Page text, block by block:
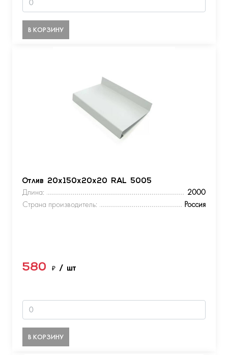
В КОРЗИНУ
Отлив 20х150х20х20 RAL 5005
Длина:
2000
Страна производитель:
Россия
580 ₽ / шт
В КОРЗИНУ